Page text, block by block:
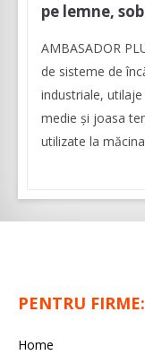
pe lemne,
AMBASADOR
de sisteme de
industriale,
medie şi joasa
utilizate la
PENTRU FIRME:
Home